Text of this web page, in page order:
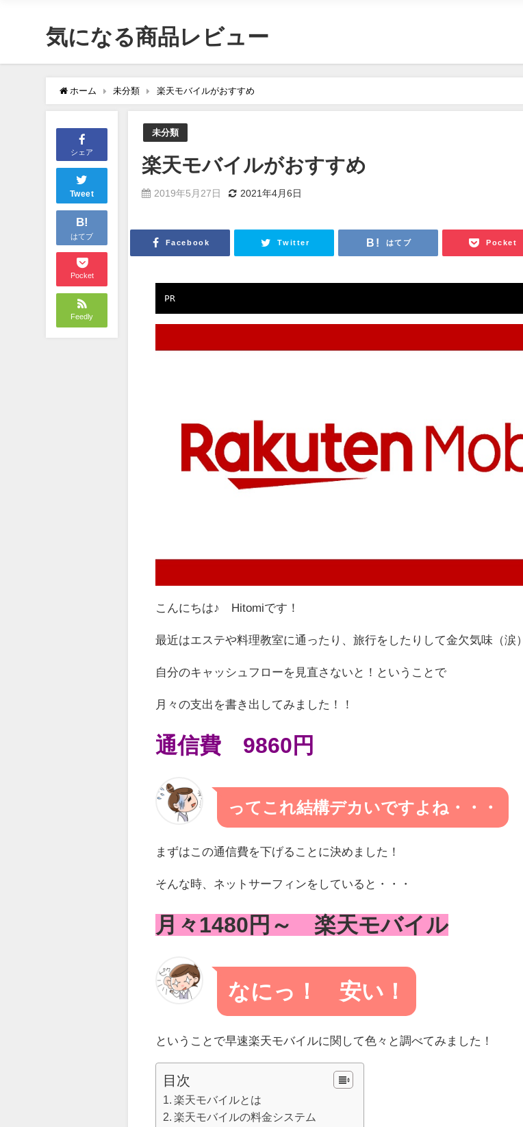
気になる商品レビュー
ホーム 未分類 楽天モバイルがおすすめ
シェア
Tweet
B!
はてブ
Pocket
Feedly
未分類
楽天モバイルがおすすめ
2019年5月27日 2021年4月6日
Facebook Twitter はてブ Pocket
PR
こんにちは♪ Hitomiです！
最近はエステや料理教室に通ったり、旅行をしたりして金欠気味（涙）
自分のキャッシュフローを見直さないと！ということで
月々の支出を書き出してみました！！
通信費 9860円
ってこれ結構デカいですよね・・・
まずはこの通信費を下げることに決めました！
そんな時、ネットサーフィンをしていると・・・
月々1480円～ 楽天モバイル
なにっ！ 安い！
ということで早速楽天モバイルに関して色々と調べてみました！
目次
楽天モバイルとは
楽天モバイルの料金システム